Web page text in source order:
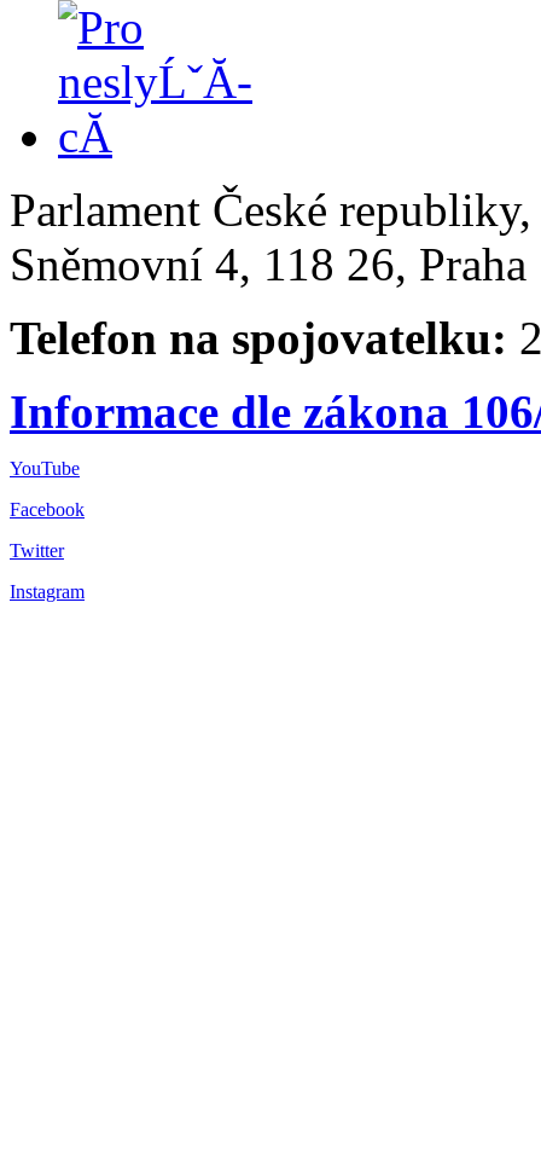
Parlament České
Sněmovní 4, 118 26,
Telefon na spojovatelku:
Informace dle zákona
YouTube
Facebook
Twitter
Instagram